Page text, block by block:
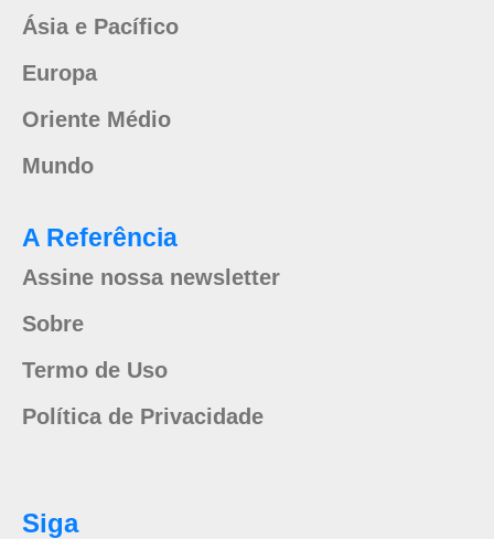
Ásia e Pacífico
Europa
Oriente Médio
Mundo
A Referência
Assine nossa newsletter
Sobre
Termo de Uso
Política de Privacidade
Siga